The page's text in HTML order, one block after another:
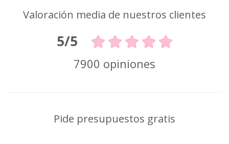
Valoración media de nuestros clientes
5/5
7900 opiniones
Pide presupuestos gratis